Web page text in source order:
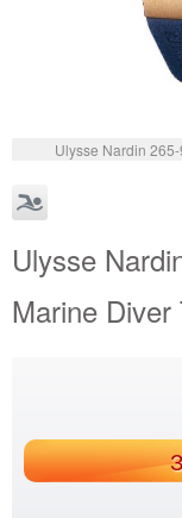
Ulysse Nardin
Ulysse
Marine